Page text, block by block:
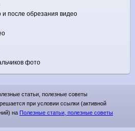
после обрезания видео
фото
статьи, полезные советы
при условии ссылки (активной
на Полезные статьи, полезные советы